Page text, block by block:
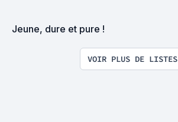
Jeune, dure et pure !
VOIR PLUS DE LISTES